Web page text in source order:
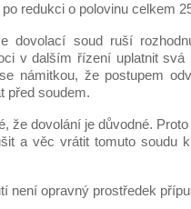
redukci o polovinu celkem
dovolací soud ruší
v dalším řízení uplatnit
námitkou, že postupem
před soudem.
že dovolání je důvodné.
a věc vrátit tomuto soudu
není opravný prostředek